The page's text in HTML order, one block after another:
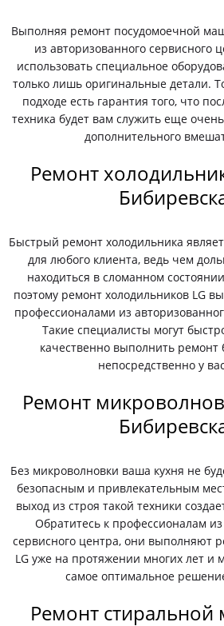
Выполняя ремонт посудомоечной
из авторизованного сервисного
использовать специальное
только лишь оригинальные детали.
подходе есть гарантия того, что
техника будет вам служить еще
дополнительного
Ремонт
Быстрый ремонт холодильника
для любого клиента, ведь чем
находиться в сломанном
поэтому ремонт холодильников LG
профессионалами из
Такие специалисты могут
качественно выполнить ремонт
непосредственно у
Ремонт
Без микроволновки ваша кухня не
безопасным и привлекательным
выход из строя такой техники
Обратитесь к профессионалам
сервисного центра, они выполняют
LG уже на протяжении многих лет и
самое оптимальное
Ремонт